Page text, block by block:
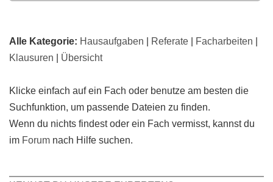
Alle Kategorie: Hausaufgaben Referate Facharbeiten
Klausuren
Übersicht
Klicke einfach auf ein Fach oder benutze am besten die
Suchfunktion, um passende Dateien zu finden.
Wenn du nichts findest oder ein Fach vermisst, kannst du
im Forum nach Hilfe suchen.